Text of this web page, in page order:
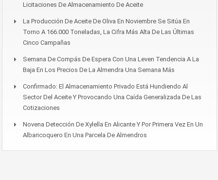
Licitaciones De Almacenamiento De Aceite
La Producción De Aceite De Oliva En Noviembre Se Sitúa En
Torno A 166.000 Toneladas, La Cifra Más Alta De Las Últimas
Cinco Campañas
Semana De Compás De Espera Con Una Leven Tendencia A La
Baja En Los Precios De La Almendra Una Semana Más
Confirmado: El Almacenamiento Privado Está Hundiendo Al
Sector Del Aceite Y Provocando Una Caída Generalizada De Las
Cotizaciones
Novena Detección De Xylella En Alicante Y Por Primera Vez En Un
Albaricoquero En Una Parcela De Almendros